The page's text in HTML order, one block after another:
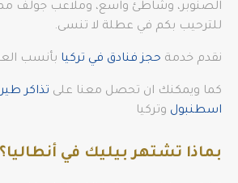
الصنوبر، وشاطئ واسع، وملاعب جولف
للترحيب بكم في عطلة لا تنسى.
نقدم خدمة حجز فنادق في تركيا بأنسب
كما ويمكنك ان تحصل معنا على تذاكر
اسطنبول وتركيا
بماذا تشتهر بيليك في أنطاليا؟